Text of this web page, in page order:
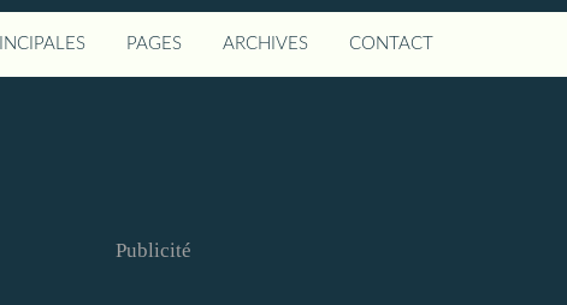
PAGES ARCHIVES CONTACT
Publicité